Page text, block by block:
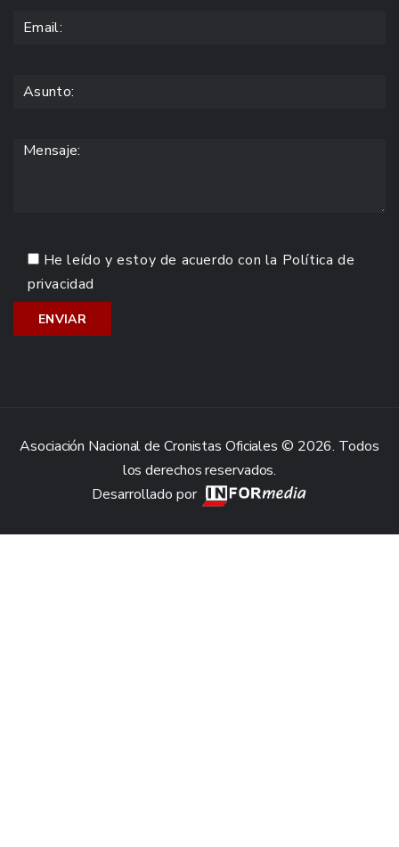
He leído y estoy de acuerdo con la Política de
privacidad
Asociación Nacional de Cronistas Oficiales © 2026. Todos
los derechos reservados.
Desarrollado por